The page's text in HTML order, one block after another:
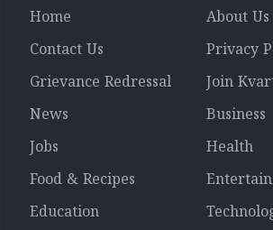
Home
About Us
Contact Us
Privacy
Grievance Redressal
Join
News
Business
Jobs
Health
Food & Recipes
Education